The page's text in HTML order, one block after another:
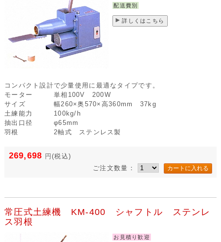
配送費別
詳しくはこちら
コンパクト設計で少量使用に最適なタイプです。
モーター
単相100V 200W
サイズ
幅260×奥570×高360mm 37kg
土練能力
100kg/h
抽出口径
φ65mm
羽根
2軸式 ステンレス製
269,698 円(税込)
ご注文数量：
常圧式土練機 KM-400 シャフトル ステンレ
ス羽根
お見積り歓迎